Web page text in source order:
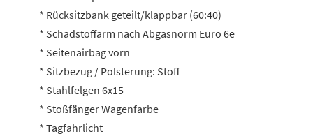
* Rücksitzbank geteilt/klappbar (60:40)
* Schadstoffarm nach Abgasnorm Euro 6e
* Seitenairbag vorn
* Sitzbezug / Polsterung: Stoff
* Stahlfelgen 6x15
* Stoßfänger Wagenfarbe
* Tagfahrlicht